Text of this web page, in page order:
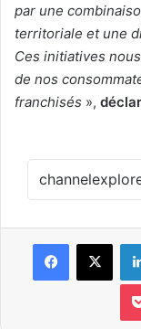
par une
territoriale et une
Ces initiatives
de nos
franchisés »,